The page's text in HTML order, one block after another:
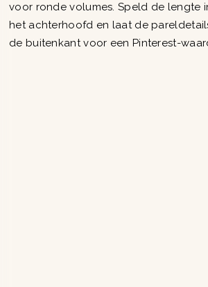
voor ronde volumes. Speld de lengte
het achterhoofd en laat de
de buitenkant voor een Pinterest-